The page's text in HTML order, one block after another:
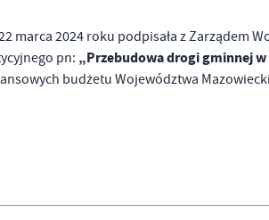
marca 2024 roku podpisała z
pn: „Przebudowa drogi gminnej
budżetu Województwa